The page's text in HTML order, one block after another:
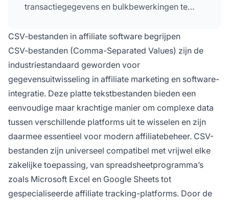
transactiegegevens en bulkbewerkingen te
spreadsheettoepassingen en andere zakelijke
tools behouden blijft.
CSV-bestanden in affiliate software begrijpen
CSV-bestanden (Comma-Separated Values) zijn de
industriestandaard geworden voor
gegevensuitwisseling in affiliate marketing en software-
integratie. Deze platte tekstbestanden bieden een
eenvoudige maar krachtige manier om complexe data
tussen verschillende platforms uit te wisselen en zijn
daarmee essentieel voor modern affiliatebeheer. CSV-
bestanden zijn universeel compatibel met vrijwel elke
zakelijke toepassing, van spreadsheetprogramma’s
zoals Microsoft Excel en Google Sheets tot
gespecialiseerde affiliate tracking-platforms. Door de